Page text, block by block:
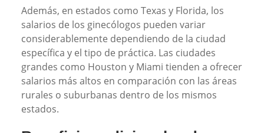
Además, en estados como Texas y Florida, los
salarios de los ginecólogos pueden variar
considerablemente dependiendo de la ciudad
específica y el tipo de práctica. Las ciudades
grandes como Houston y Miami tienden a ofrecer
salarios más altos en comparación con las áreas
rurales o suburbanas dentro de los mismos
estados.